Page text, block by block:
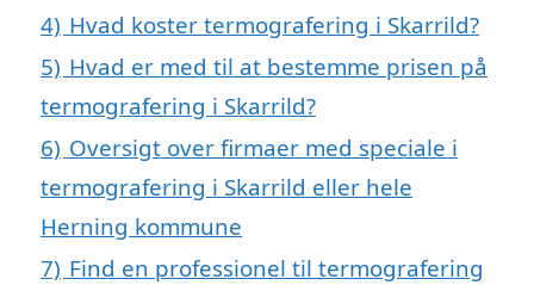
4) Hvad koster termografering i Skarrild?
5) Hvad er med til at bestemme prisen på
termografering i Skarrild?
6) Oversigt over firmaer med speciale i
termografering i Skarrild eller hele
Herning kommune
7) Find en professionel til termografering